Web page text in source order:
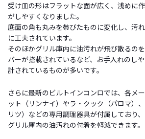
受け皿の形はフラットな面が広く、浅めに
がしやすくなりました。
底面の角も丸みを帯びたものに変化し、汚
に工夫されています。
そのほかグリル庫内に油汚れが飛び散るの
バーが搭載されているなど、お手入れのし
計されているものが多いです。
さらに最新のビルトインコンロでは、各メ
ット（リンナイ）やラ・クック（パロマ）
リツ）などの専用調理器具が付属しており
グリル庫内の油汚れの付着を軽減できます。